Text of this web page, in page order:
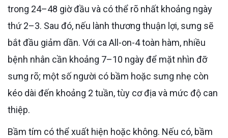
trong 24–48 giờ đầu và có thể rõ nhất khoảng ngày
thứ 2–3. Sau đó, nếu lành thương thuận lợi, sưng sẽ
bắt đầu giảm dần. Với ca All-on-4 toàn hàm, nhiều
bệnh nhân cần khoảng 7–10 ngày để mặt nhìn đỡ
sưng rõ; một số người có bầm hoặc sưng nhẹ còn
kéo dài đến khoảng 2 tuần, tùy cơ địa và mức độ can
thiệp.
Bầm tím có thể xuất hiện hoặc không. Nếu có, bầm